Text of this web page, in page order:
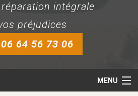
intégrale
préjudices
64 56 73 06
MENU